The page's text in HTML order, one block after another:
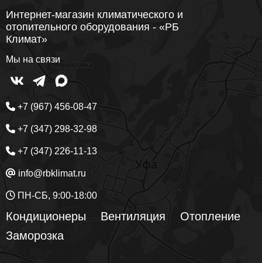
Интернет-магазин климатического и
отопительного оборудования - «РБ
Климат»
Мы на связи
+7 (967) 456-08-47
+7 (347) 298-32-98
+7 (347) 226-11-13
info@rbklimat.ru
ПН-СБ, 9:00-18:00
Кондиционеры Вентиляция
Отопление
Заморозка